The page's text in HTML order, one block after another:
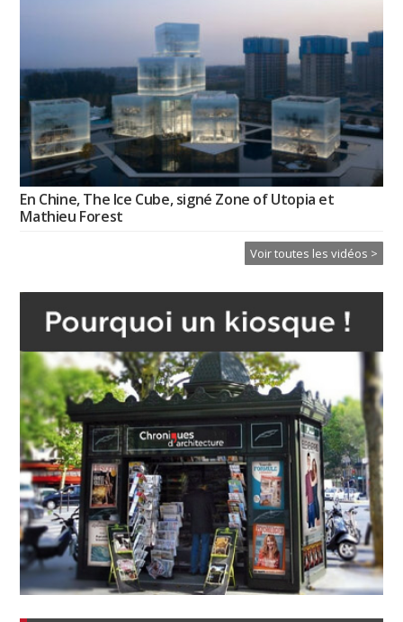
En Chine, The Ice Cube, signé Zone of Utopia et
Mathieu Forest
Voir toutes les vidéos >